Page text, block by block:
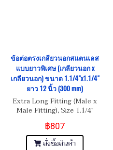
ข้อต่อตรงเกลียวนอกสแตนเลส
แบบยาวพิเศษ (เกลียวนอก x
เกลียวนอก) ขนาด 1.1/4"x1.1/4"
ยาว 12 นิ้ว (300 mm)
Extra Long Fitting (Male x
Male Fitting), Size 1.1/4"
BSPT-11 Length 12"
฿807
สั่งซื้อสินค้า